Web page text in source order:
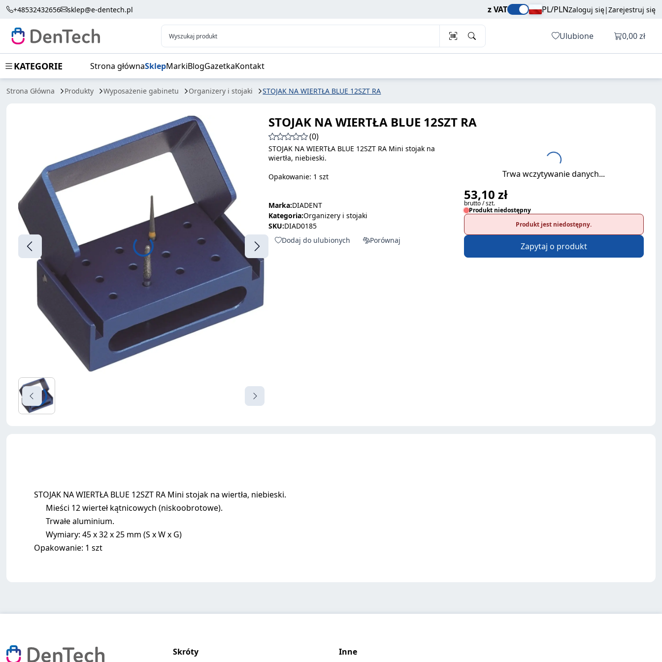
+48532432656 sklep@e-dentech.pl z VAT PL/PLNZaloguj się|Zarejestruj się
Wyszukaj produkt Ulubione Otwórz
0,00 zł
KATEGORIE Strona głównaSklepMarkiBlogGazetkaKontakt
Strona Główna Produkty Wyposażenie gabinetu Organizery i stojaki STOJAK NA WIERTŁA BLUE 12SZT RA
brutto / szt.
STOJAK NA WIERTŁA BLUE 12SZT RA
(0)
STOJAK NA WIERTŁA BLUE 12SZT RA Mini stojak na
wiertła, niebieski.
Opakowanie: 1 szt
Marka:DIADENT
Kategoria:Organizery i stojaki
SKU:DIAD0185
Dodaj do ulubionych
Porównaj
Trwa wczytywanie danych...
53,10 zł
brutto / szt.
Produkt niedostępny
Produkt jest niedostępny.
Zapytaj o produkt
STOJAK NA WIERTŁA BLUE 12SZT RA Mini stojak na wiertła, niebieski.
Mieści 12 wierteł kątnicowych (niskoobrotowe).
Trwałe aluminium.
Wymiary: 45 x 32 x 25 mm (S x W x G)
Opakowanie: 1 szt
Skróty Inne